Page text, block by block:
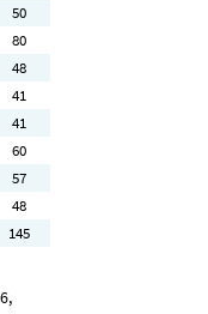
50
80
48
41
41
60
57
48
145